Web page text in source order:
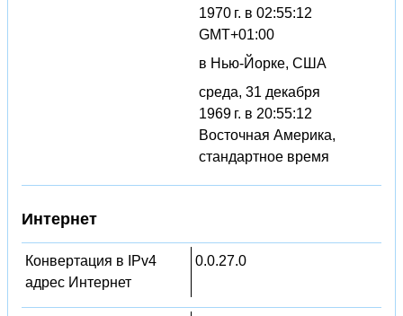
1970 г. в 02:55:12
GMT+01:00
в Нью-Йорке, США
среда, 31 декабря
1969 г. в 20:55:12
Восточная Америка,
стандартное время
Интернет
Конвертация в IPv4
адрес Интернет
0.0.27.0